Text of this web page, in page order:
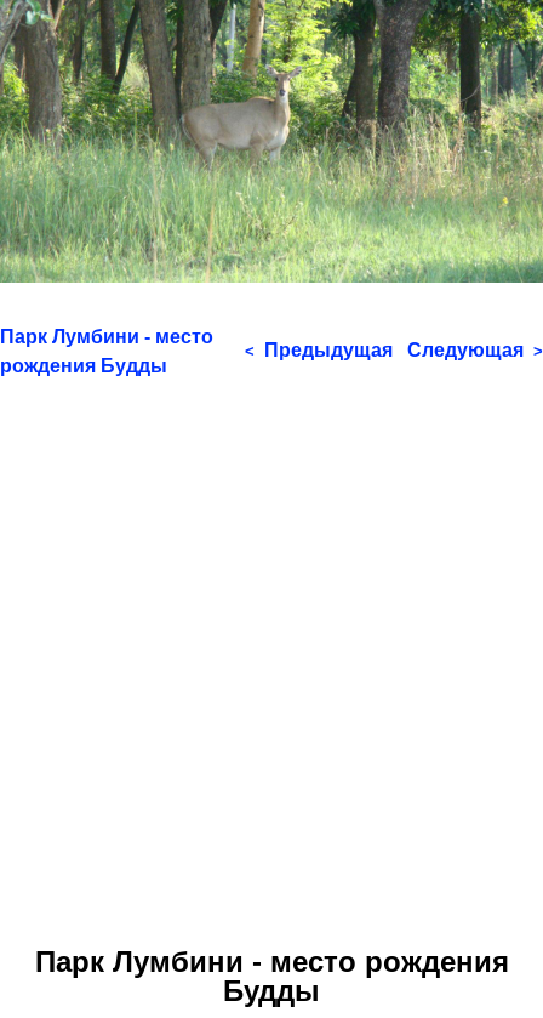
Парк Лумбини - место
рождения Будды
< Предыдущая Следующая >
Парк Лумбини - место рождения
Будды